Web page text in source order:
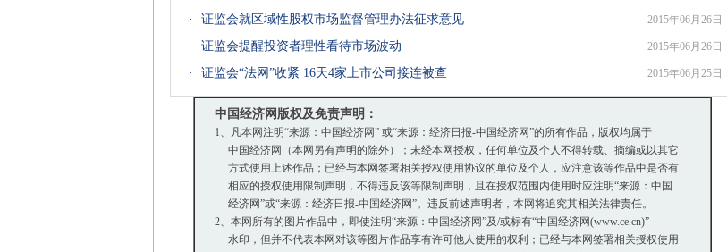
· 证监会就区域性股权市场监督管理办法征求意见 2015年06月26日
· 证监会提醒投资者理性看待市场波动 2015年06月26日
· 证监会“法网”收紧 16天4家上市公司接连被查 2015年06月25日
中国经济网版权及免责声明：
1、凡本网注明“来源：中国经济网” 或“来源：经济日报-中国经济网”的所有作品，版权均属于
中国经济网（本网另有声明的除外）；未经本网授权，任何单位及个人不得转载、摘编或以其它
方式使用上述作品；已经与本网签署相关授权使用协议的单位及个人，应注意该等作品中是否有
相应的授权使用限制声明，不得违反该等限制声明，且在授权范围内使用时应注明“来源：中国
经济网”或“来源：经济日报-中国经济网”。违反前述声明者，本网将追究其相关法律责任。
2、本网所有的图片作品中，即使注明“来源：中国经济网”及/或标有“中国经济网(www.ce.cn)”
水印，但并不代表本网对该等图片作品享有许可他人使用的权利；已经与本网签署相关授权使用